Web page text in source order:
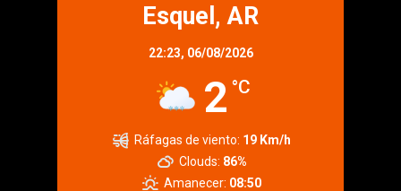
Esquel, AR
22:23, 06/08/2026
2 °C
Ráfagas de viento: 19 Km/h
Clouds: 86%
Amanecer: 08:50